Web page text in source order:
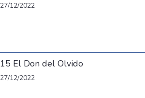
27/12/2022
15 El Don del Olvido
27/12/2022